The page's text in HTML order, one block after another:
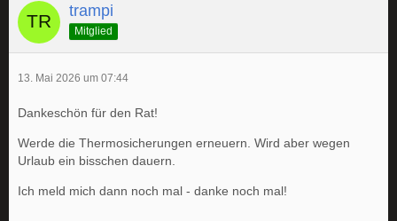
trampi
Mitglied
13. Mai 2026 um 07:44
Dankeschön für den Rat!
Werde die Thermosicherungen erneuern. Wird aber wegen
Urlaub ein bisschen dauern.
Ich meld mich dann noch mal - danke noch mal!